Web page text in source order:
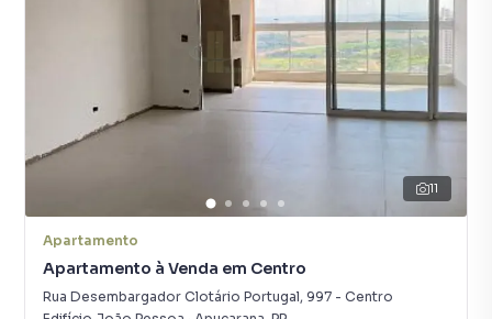
11
Apartamento
Apartamento à Venda em Centro
Rua Desembargador Clotário Portugal, 997 - Centro